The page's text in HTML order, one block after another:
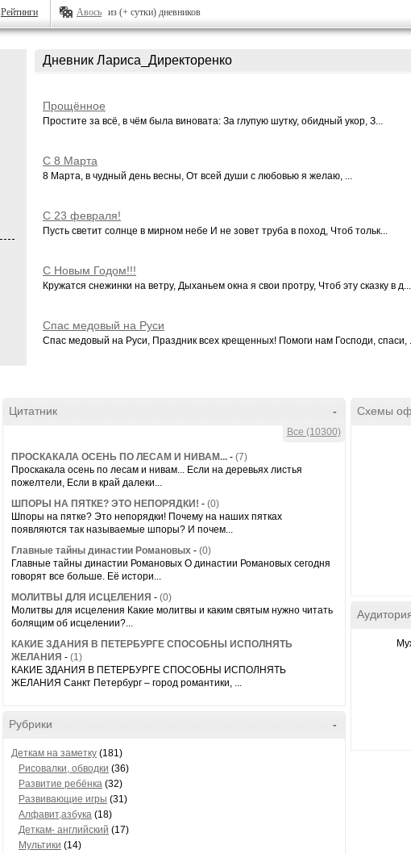
Рейтинги Авось из (+ сутки) дневников
Дневник Лариса_Директоренко
Прощённое
Простите за всё, в чём была виновата: За глупую шутку, обидный укор, З...
С 8 Марта
8 Марта, в чудный день весны, От всей души с любовью я желаю, ...
С 23 февраля!
Пусть светит солнце в мирном небе И не зовет труба в поход, Чтоб тольк...
С Новым Годом!!!
Кружатся снежинки на ветру, Дыханьем окна я свои протру, Чтоб эту сказку в д...
Спас медовый на Руси
Спас медовый на Руси, Праздник всех крещенных! Помоги нам Господи, спаси,
-
Цитатник
Все (10300)
ПРОСКАКАЛА ОСЕНЬ ПО ЛЕСАМ И НИВАМ... - (7)
Проскакала осень по лесам и нивам... Если на деревьях листья
пожелтели, Если в край далеки...
ШПОРЫ НА ПЯТКЕ? ЭТО НЕПОРЯДКИ! - (0)
Шпоры на пятке? Это непорядки! Почему на наших пятках
появляются так называемые шпоры? И почем...
Главные тайны династии Романовых - (0)
Главные тайны династии Романовых О династии Романовых сегодня
говорят все больше. Её истори...
МОЛИТВЫ ДЛЯ ИСЦЕЛЕНИЯ - (0)
Молитвы для исцеления Какие молитвы и каким святым нужно читать
болящим об исцелении?...
КАКИЕ ЗДАНИЯ В ПЕТЕРБУРГЕ СПОСОБНЫ ИСПОЛНЯТЬ
ЖЕЛАНИЯ - (1)
КАКИЕ ЗДАНИЯ В ПЕТЕРБУРГЕ СПОСОБНЫ ИСПОЛНЯТЬ
ЖЕЛАНИЯ Санкт Петербург – город романтики, ...
-
Рубрики
Деткам на заметку (181)
Рисовалки, обводки (36)
Развитие ребёнка (32)
Развивающие игры (31)
Алфавит,азбука (18)
Деткам- английский (17)
Мультики (14)
Схемы